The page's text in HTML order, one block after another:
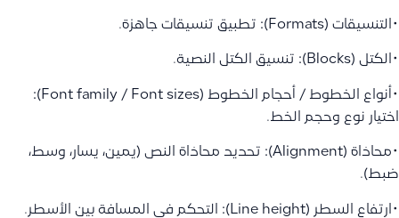
•التنسيقات (Formats): تطبيق تنسيقات جاهزة.
•الكتل (Blocks): تنسيق الكتل النصية.
•أنواع الخطوط / أحجام الخطوط (Font family / Font sizes):
اختيار نوع وحجم الخط.
•محاذاة (Alignment): تحديد محاذاة النص (يمين، يسار، وسط،
ضبط).
•ارتفاع السطر (Line height): التحكم في المسافة بين الأسطر.